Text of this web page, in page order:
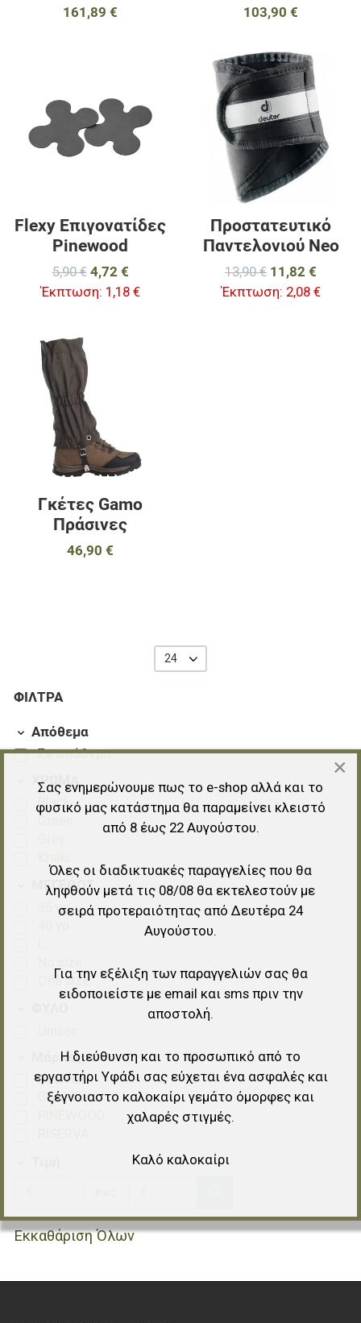
ΦΊΛΤΡΑ
Απόθεμα
Σε απόθεμα
ΧΡΩΜΑ
Black
Green
ΜΕΓΕΘΟΣ
35 γρ.
One size
Μάρκες
DEUTER
GAMO
Εκκαθάριση Όλων
161,89 € 103,90 €
Προσθήκη στα αγαπημένα
Προσθήκη για σύγκριση
Γρήγορη ματιά
Flexy Επιγονατίδες
Pinewood
5,90 € 4,72 €
Έκπτωση: 1,18 €
Προστατευτικό
Παντελονιού Neo
13,90 € 11,82 €
Έκπτωση: 2,08 €
Γκέτες Gamo
Πράσινες
46,90 €
24
×
Σας ενημερώνουμε πως το e-shop αλλά και το
φυσικό μας κατάστημα θα παραμείνει κλειστό
από 8 έως 22 Αυγούστου.
Όλες οι διαδικτυακές παραγγελίες που θα
ληφθούν μετά τις 08/08 θα εκτελεστούν με
σειρά προτεραιότητας από Δευτέρα 24
Αυγούστου.
Για την εξέλιξη των παραγγελιών σας θα
ειδοποιείστε με email και sms πριν την
αποστολή.
Η διεύθυνση και το προσωπικό από το
εργαστήρι Υφάδι σας εύχεται ένα ασφαλές και
ξέγνοιαστο καλοκαίρι γεμάτο όμορφες και
χαλαρές στιγμές.
Καλό καλοκαίρι